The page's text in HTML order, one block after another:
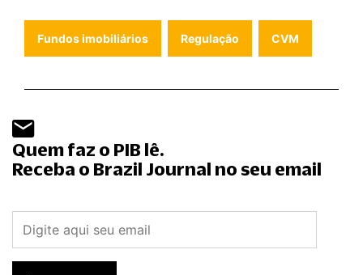
Fundos imobiliários Regulação CVM
Quem faz o PIB lê.
Receba o Brazil Journal no seu email